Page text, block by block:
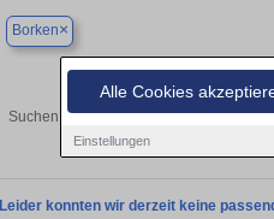
Alle Cookies
Einstellungen
Borken×
Suchen Sie in Borken einen Renault
Leider konnten wir derzeit keine